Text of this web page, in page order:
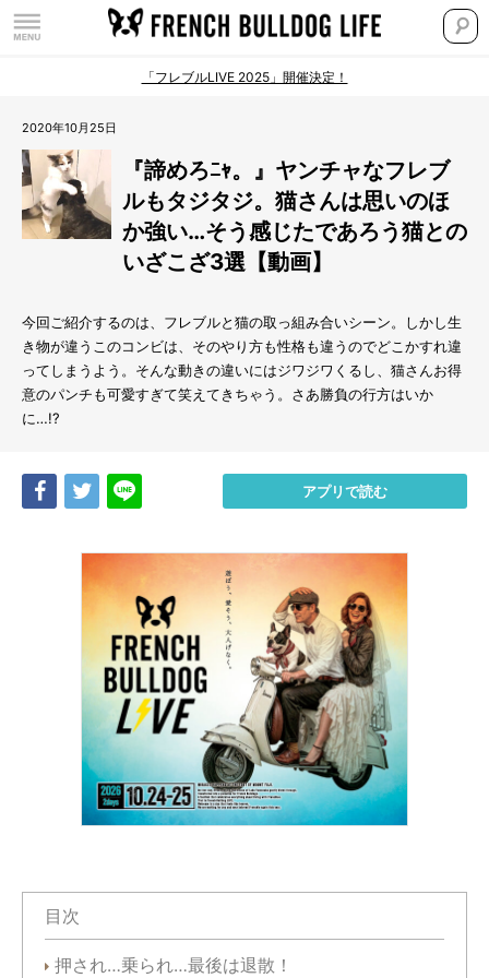
「フレブルLIVE 2025」開催決定！
2020年10月25日
『諦めろﾆｬ。』ヤンチャなフレブ
ルもタジタジ。猫さんは思いのほ
か強い…そう感じたであろう猫との
いざこざ3選【動画】
今回ご紹介するのは、フレブルと猫の取っ組み合いシーン。しかし生
き物が違うこのコンビは、そのやり方も性格も違うのでどこかすれ違
ってしまうよう。そんな動きの違いにはジワジワくるし、猫さんお得
意のパンチも可愛すぎて笑えてきちゃう。さあ勝負の行方はいか
に…!?
Share Tweet アプリで読む
目次
押され…乗られ…最後は退散！